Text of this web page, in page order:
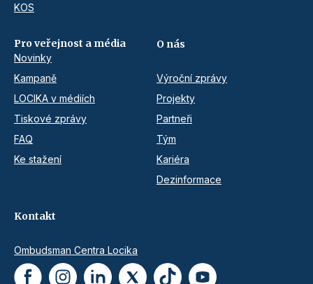
KOS
Pro veřejnost a média
Novinky
Kampaně
LOCIKA v médiích
Tiskové zprávy
FAQ
Ke stažení
O nás
Výroční zprávy
Projekty
Partneři
Tým
Kariéra
Dezinformace
Kontakt
Ombudsman Centra Locika